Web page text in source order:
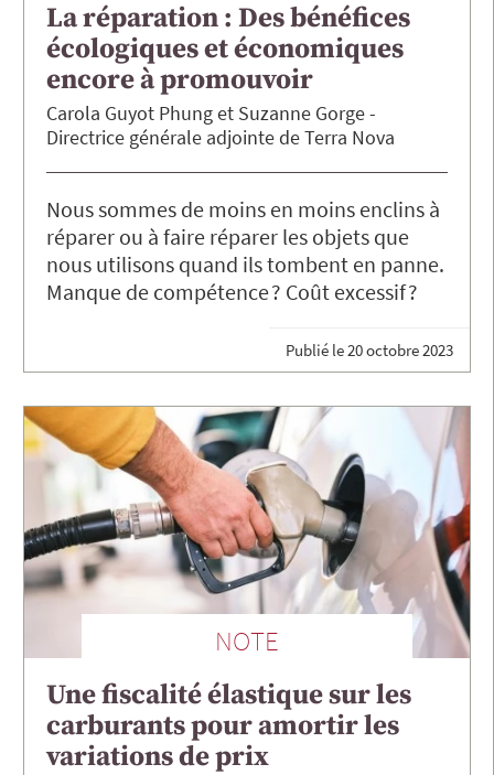
La réparation : Des bénéfices
écologiques et économiques
encore à promouvoir
Carola Guyot Phung Suzanne Gorge
Directrice générale adjointe de Terra Nova
Nous sommes de moins en moins enclins à
réparer ou à faire réparer les objets que
nous utilisons quand ils tombent en panne.
Manque de compétence ? Coût excessif ?
Publié le20 octobre 2023
NOTE
Une fiscalité élastique sur les
carburants pour amortir les
variations de prix